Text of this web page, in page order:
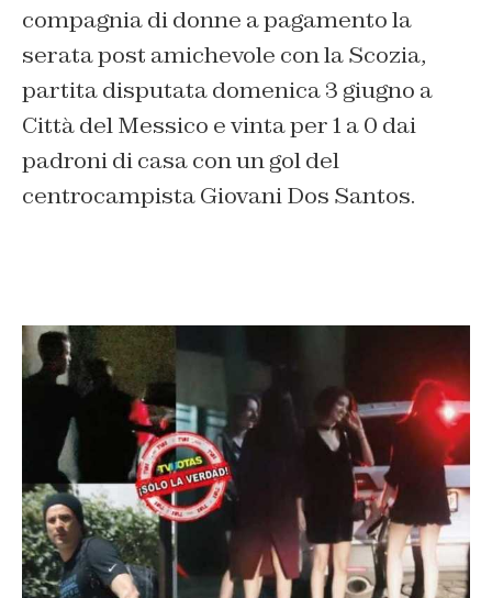
compagnia di donne a pagamento la
serata post amichevole con la Scozia,
partita disputata domenica 3 giugno a
Città del Messico e vinta per 1 a 0 dai
padroni di casa con un gol del
centrocampista Giovani Dos Santos.